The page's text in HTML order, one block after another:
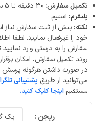
تکمیل سفارش:
پلتفرم: استیم
نکته: پیش از ثبت سفارش نیاز
خود را غیرفعال نمایید. لطفا
سفارش را به درستی وارد
روند تکمیل سفارش، امکان
در صورت داشتن هرگونه پرسش
می‌توانید از طریق پشتیبانی
مستقیم اینجا کلیک کنید.
ریجن